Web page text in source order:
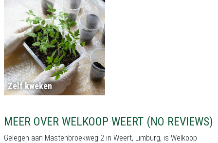
Zelf kweken
MEER OVER WELKOOP WEERT (NO REVIEWS)
Gelegen aan Mastenbroekweg 2 in Weert, Limburg, is Welkoop